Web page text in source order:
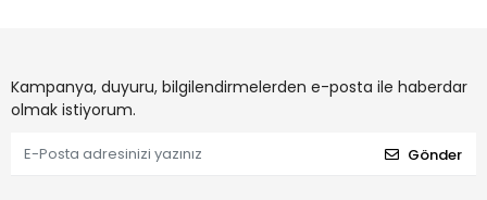
Kampanya, duyuru, bilgilendirmelerden e-posta ile haberdar
olmak istiyorum.
Gönder